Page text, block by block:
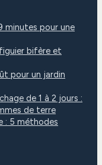
minutes pour une
bifère et
pour un jardin
de 1 à 2 jours :
de terre
: 5 méthodes